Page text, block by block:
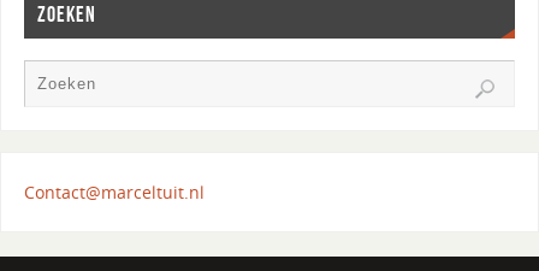
ZOEKEN
Contact@marceltuit.nl